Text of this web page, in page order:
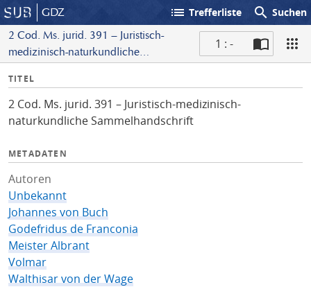
GDZ list Trefferliste search Suchen
2 Cod. Ms. jurid. 391 – Juristisch-
medizinisch-naturkundliche
1 : -
I
f
o
TITEL
2 Cod. Ms. jurid. 391 – Juristisch-medizinisch-
naturkundliche Sammelhandschrift
METADATEN
Autoren
Unbekannt
Johannes von Buch
Godefridus de Franconia
Meister Albrant
Volmar
Walthisar von der Wage